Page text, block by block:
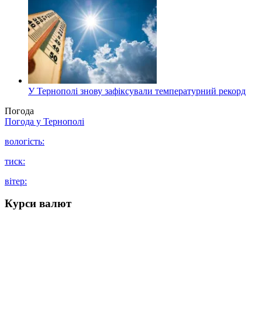
У Тернополі знову зафіксували температурний рекорд
Погода
Погода у Тернополі
вологість:
тиск:
вітер:
Курси валют